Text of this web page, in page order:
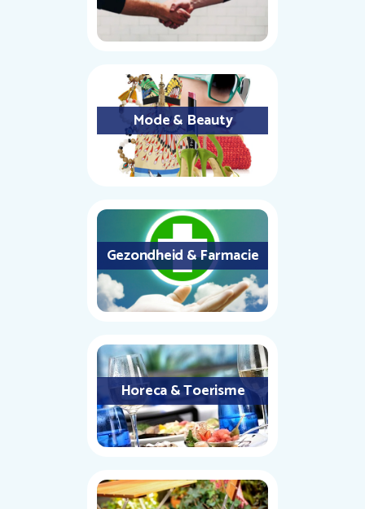
Mode & Beauty
Gezondheid & Farmacie
Horeca & Toerisme